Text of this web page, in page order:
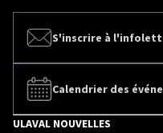
S'inscrire à
Calendrier des
ULAVAL NOUVELLES